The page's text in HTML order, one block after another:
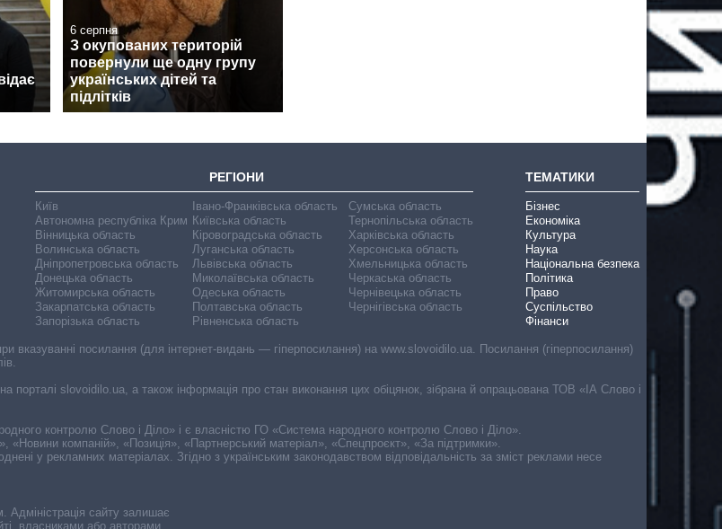
6 серпня
З окупованих територій
повернули ще одну групу
українських дітей та
підлітків
РЕГІОНИ
Київ
Автономна республіка Крим
Вінницька область
Волинська область
Дніпропетровська область
Донецька область
Житомирська область
Закарпатська область
Запорізька область
Івано-Франківська область
Київська область
Кіровоградська область
Луганська область
Львівська область
Миколаївська область
Одеська область
Полтавська область
Рівненська область
Сумська область
Тернопільська область
Харківська область
Херсонська область
Хмельницька область
Черкаська область
Чернівецька область
Чернігівська область
ТЕМАТИКИ
Бізнес
Економіка
Культура
Наука
Національна безпека
Політика
Право
Суспільство
Фінанси
Адміністрація сайту залишає
власниками або авторами
вказуванні посилання (для інтернет-видань — гіперпосилання) на www.slovoidilo.ua. Посилання (гіперпосилання)
порталі slovoidilo.ua, а також інформація про стан виконання цих обіцянок, зібрана й опрацьована ТОВ «ІА Слово і
контролю Слово і Діло» і є власністю ГО «Система народного контролю Слово і Діло».
компаній», «Позиція», «Партнерський матеріал», «Спецпроєкт», «За підтримки».
у рекламних матеріалах. Згідно з українським законодавством відповідальність за зміст реклами несе